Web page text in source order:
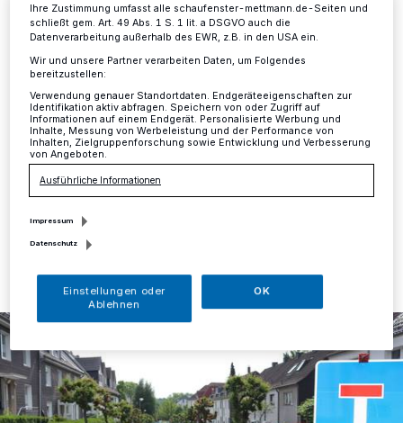
Wasserleitungsanschlusses auf der Weststraße am
Während der Reparaturarbeiten durch die Stadtwerke
Düsseldorf ist ein Gully entdeckt worden, der nicht
sichtbar war. Dieser Gully ist nicht mehr in Betrieb und
war durch die Straßendecke überdeckt worden.
10.05.2022 , 12:06 Uhr
Ihre Zustimmung umfasst alle schaufenster-mettmann.de-Seiten und
schließt gem. Art. 49 Abs. 1 S. 1 lit. a DSGVO auch die
Datenverarbeitung außerhalb des EWR, z.B. in den USA ein.
Wir und unsere Partner verarbeiten Daten, um Folgendes
bereitzustellen:
Verwendung genauer Standortdaten. Endgeräteeigenschaften zur
Identifikation aktiv abfragen. Speichern von oder Zugriff auf
Informationen auf einem Endgerät. Personalisierte Werbung und
Inhalte, Messung von Werbeleistung und der Performance von
Inhalten, Zielgruppenforschung sowie Entwicklung und Verbesserung
von Angeboten.
Ausführliche Informationen
Impressum
Datenschutz
Einstellungen oder
Ablehnen
OK